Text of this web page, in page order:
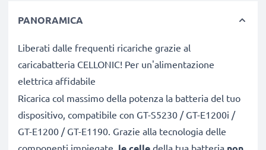
PANORAMICA
Liberati dalle frequenti ricariche grazie al
caricabatteria CELLONIC! Per un'alimentazione
elettrica affidabile
Ricarica col massimo della potenza la batteria del tuo
dispositivo, compatibile con GT-S5230 / GT-E1200i /
GT-E1200 / GT-E1190. Grazie alla tecnologia delle
componenti impiegate,
della tua batteria